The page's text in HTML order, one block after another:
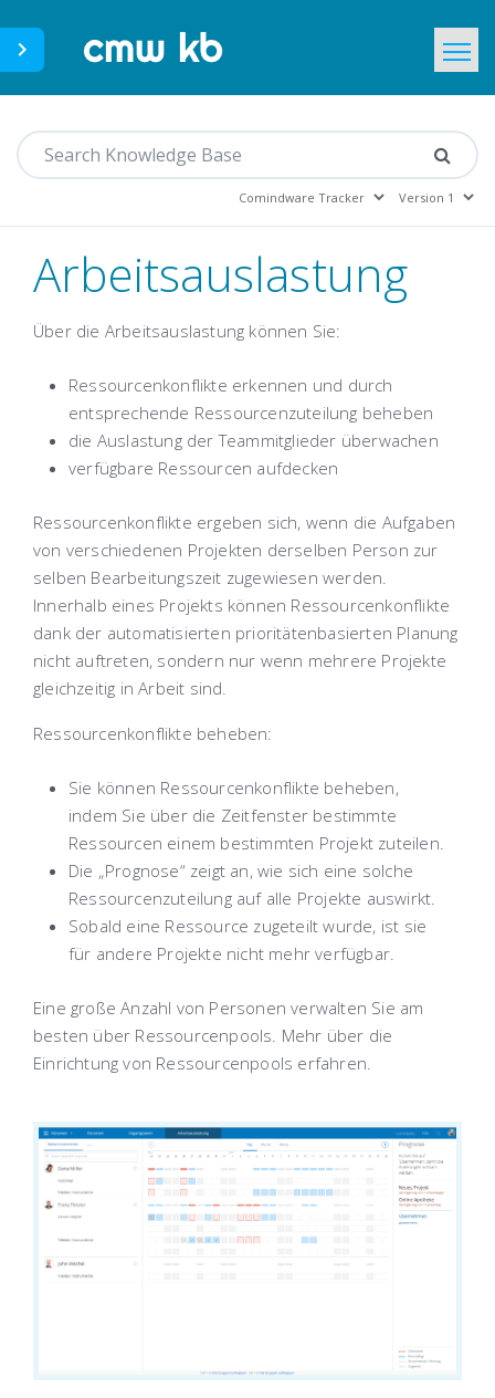
Arbeitsauslastung
Über die Arbeitsauslastung können Sie:
Ressourcenkonflikte erkennen und durch
entsprechende Ressourcenzuteilung beheben
die Auslastung der Teammitglieder überwachen
verfügbare Ressourcen aufdecken
Ressourcenkonflikte ergeben sich, wenn die Aufgaben
von verschiedenen Projekten derselben Person zur
selben Bearbeitungszeit zugewiesen werden.
Innerhalb eines Projekts können Ressourcenkonflikte
dank der automatisierten prioritätenbasierten Planung
nicht auftreten, sondern nur wenn mehrere Projekte
gleichzeitig in Arbeit sind.
Ressourcenkonflikte beheben:
Sie können Ressourcenkonflikte beheben,
indem Sie über die Zeitfenster bestimmte
Ressourcen einem bestimmten Projekt zuteilen.
Die „Prognose“ zeigt an, wie sich eine solche
Ressourcenzuteilung auf alle Projekte auswirkt.
Sobald eine Ressource zugeteilt wurde, ist sie
für andere Projekte nicht mehr verfügbar.
Eine große Anzahl von Personen verwalten Sie am
besten über Ressourcenpools. Mehr über die
Einrichtung von Ressourcenpools erfahren.